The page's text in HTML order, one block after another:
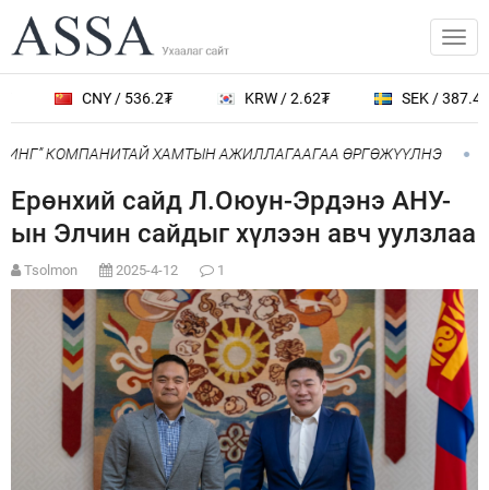
CNY / 536.2₮ KRW / 2.62₮ SEK / 387.4₮
КОМПАНИТАЙ ХАМТЫН АЖИЛЛАГААГАА ӨРГӨЖҮҮЛНЭ
Ерөнхий сайд Л.Оюун-Эрдэнэ АНУ-
ын Элчин сайдыг хүлээн авч уулзлаа
Tsolmon 2025-4-12 1